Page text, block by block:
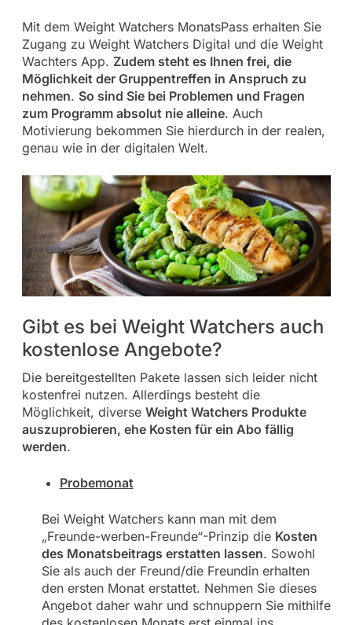
Mit dem Weight Watchers MonatsPass erhalten Sie
Zugang zu Weight Watchers Digital und die Weight
Wachters App. Zudem steht es Ihnen frei, die
Möglichkeit der Gruppentreffen in Anspruch zu
nehmen. So sind Sie bei Problemen und Fragen
zum Programm absolut nie alleine. Auch
Motivierung bekommen Sie hierdurch in der realen,
genau wie in der digitalen Welt.
Gibt es bei Weight Watchers auch
kostenlose Angebote?
Die bereitgestellten Pakete lassen sich leider nicht
kostenfrei nutzen. Allerdings besteht die
Möglichkeit, diverse Weight Watchers Produkte
auszuprobieren, ehe Kosten für ein Abo fällig
werden.
Probemonat
Bei Weight Watchers kann man mit dem
„Freunde-werben-Freunde“-Prinzip die Kosten
des Monatsbeitrags erstatten lassen. Sowohl
Sie als auch der Freund/die Freundin erhalten
den ersten Monat erstattet. Nehmen Sie dieses
Angebot daher wahr und schnuppern Sie mithilfe